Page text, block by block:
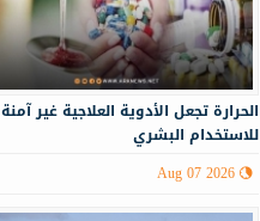
الحرارة تجعل الأدوية العلاجية غير آمنة
للاستخدام البشري
Aug 07 2026